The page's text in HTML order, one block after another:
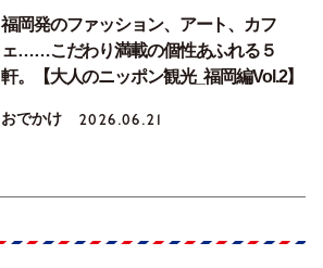
福岡発のファッション、アート、カフ
ェ……こだわり満載の個性あふれる５
軒。【大人のニッポン観光_福岡編Vol.2】
おでかけ 2026.06.21